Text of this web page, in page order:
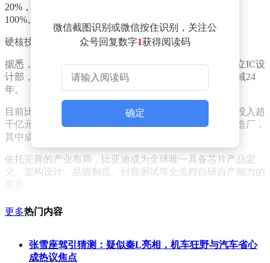
20%，结合比亚迪自研算法深度优化，算力利用率提升
100%。
硬核技术背后，是比亚迪二十余年的芯片深耕布局。
据悉，比亚迪芯片研发布局早于整车制造，2002年便成立IC设
计部，也就是比亚迪半导体的前身，至今已深耕芯片领域24
年。
目前比亚迪组建了超7000人的专业芯片研发团队，累计投入超
千亿元研发资金，搭建四大芯片研发基地、五座晶圆制造厂，
其中成都工厂是国内规模最大的12英寸车规级晶圆厂。
依托完善的产业布局，比亚迪成为全球唯一具备芯片产品定
义、架构设计、晶圆制造、封装测试等全流程自研自产能力的
车企。
同时，比亚迪也是国内首家实现车规级IGBT、SiC功率芯片量
产装车的企业，两项核心技术斩获国家科学技术进步奖。
目前其芯片产品超2000款，覆盖多领域，仅车规级芯片就有
566款，合作搭载品牌达46个，是国内头部车规级芯片企业。
微信截图识别或微信按住识别，关注公
众号回复数字1获得阅读码
确定
更多热门内容
张雪座驾引猜测：疑似秦L亮相，机车狂野与汽车省心
成热议焦点